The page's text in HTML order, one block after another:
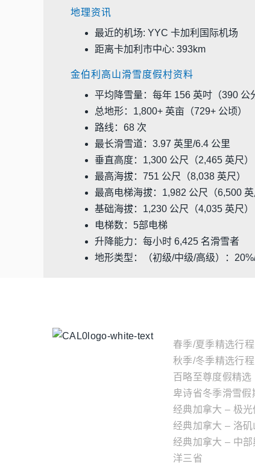
地理资讯
最近的机场: YYC 卡加利国际机场
距离卡加利市中心: 393km
金伯利高山滑雪度假村资料
平均降雪量：每年 156 英吋（390 公
总地形：1,800+ 英亩（729+ 公顷）
路线：68 次
最长滑雪道：3.97 英里/6.4 公里
垂直高度：1,300 公尺（2,465 英尺）
最高海拔：751 公尺（8,038 英尺）
最高电梯海拔：1,982 公尺（6,500 英
基础海拔：1,230 公尺（4,035 英尺）
电梯数：5部电梯
升降能力：每小时 6,425 名滑雪者
地形类型：（初级/中级/高级）：
春季/夏季精选行程
秋季/冬季精选行程
百略至尊度假精选
卑诗省冬季滑雪假
经典加拿大 – 极光
经典加拿大 – 洛矶
经典加拿大 – 中部
洋三省